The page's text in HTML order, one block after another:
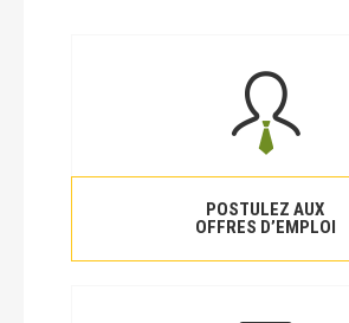
POSTULEZ AUX
OFFRES D’EMPLOI